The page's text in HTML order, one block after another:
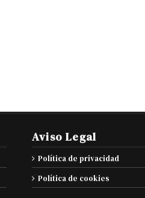
Aviso Legal
Política de privacidad
Política de cookies